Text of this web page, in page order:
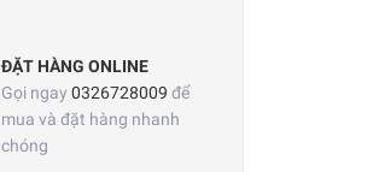
ĐẶT HÀNG ONLINE
Gọi ngay 0326728009 để
mua và đặt hàng nhanh
chóng